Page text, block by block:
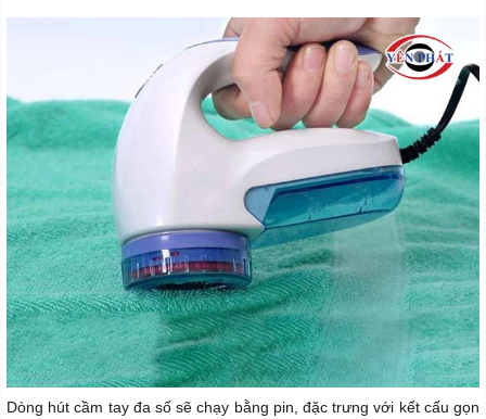
Dòng hút cầm tay đa số sẽ chạy bằng pin, đặc trưng với kết cấu gọn